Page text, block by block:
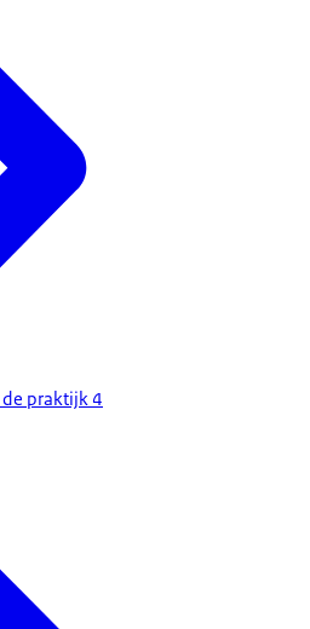
praktijk 4